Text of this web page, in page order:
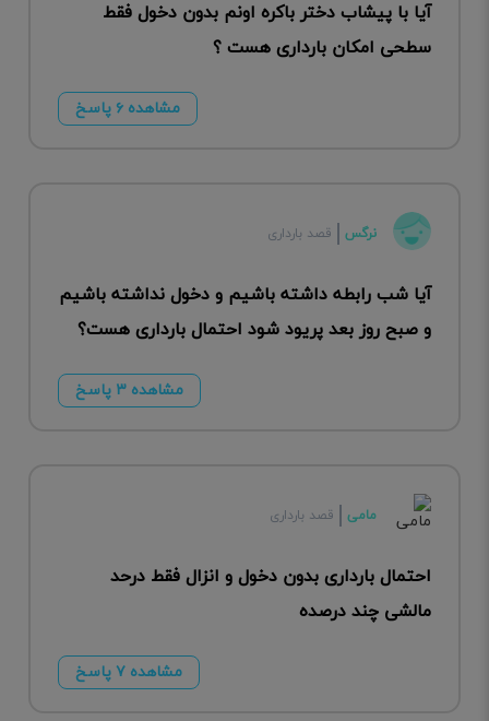
آیا با پیشاب دختر باکره اونم بدون دخول فقط
سطحی امکان بارداری هست ؟
مشاهده ۶ پاسخ
نرگس قصد بارداری
آیا شب رابطه داشته باشیم و دخول نداشته باشیم
و صبح روز بعد پریود شود احتمال بارداری هست؟
مشاهده ۳ پاسخ
مامی قصد بارداری
احتمال بارداری بدون دخول و انزال فقط درحد
مالشی چند درصده
مشاهده ۷ پاسخ